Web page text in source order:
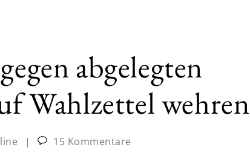
abgelegten
Wahlzettel wehren
|
15 Kommentare